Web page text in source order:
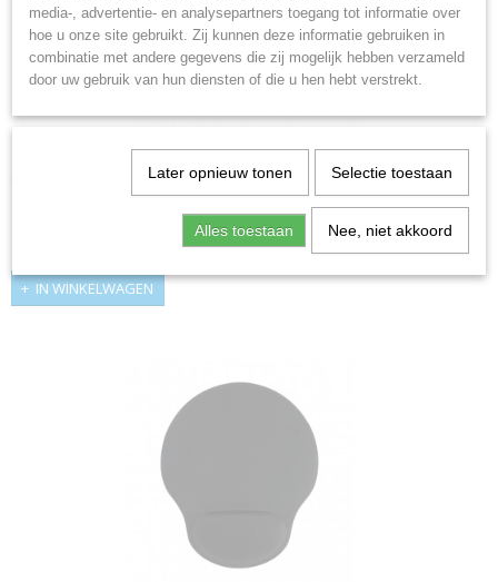
Muismat SILVANO 3012 / Blauw
Muismat SILVANO 3012 / Blauw Muismat van zacht polyester met…
IN WINKELWAGEN
media-, advertentie- en analysepartners toegang tot informatie over
hoe u onze site gebruikt. Zij kunnen deze informatie gebruiken in
combinatie met andere gegevens die zij mogelijk hebben verzameld
door uw gebruik van hun diensten of die u hen hebt verstrekt.
Later opnieuw tonen Selectie toestaan
Alles toestaan Nee, niet akkoord